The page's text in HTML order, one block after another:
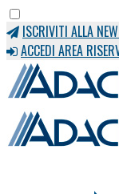
ISCRIVITI ALLA
ACCEDI AREA